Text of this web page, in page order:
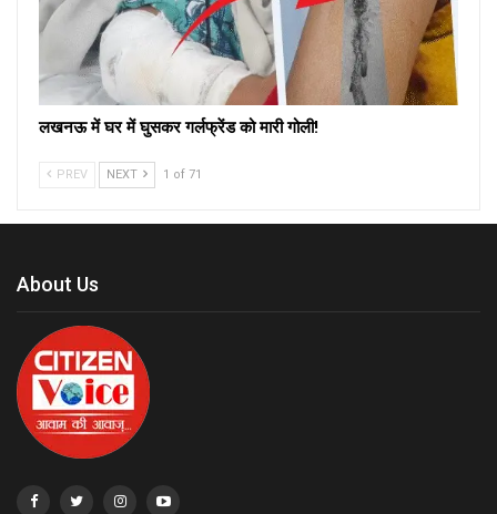
लखनऊ में घर में घुसकर गर्लफ्रेंड को मारी गोली!
PREV NEXT 1 of 71
About Us